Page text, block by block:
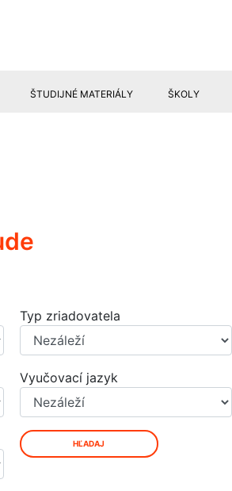
ŠTUDIJNÉ MATERIÁLY ŠKOLY
Typ zriadovatela
Vyučovací jazyk
HĽADAJ